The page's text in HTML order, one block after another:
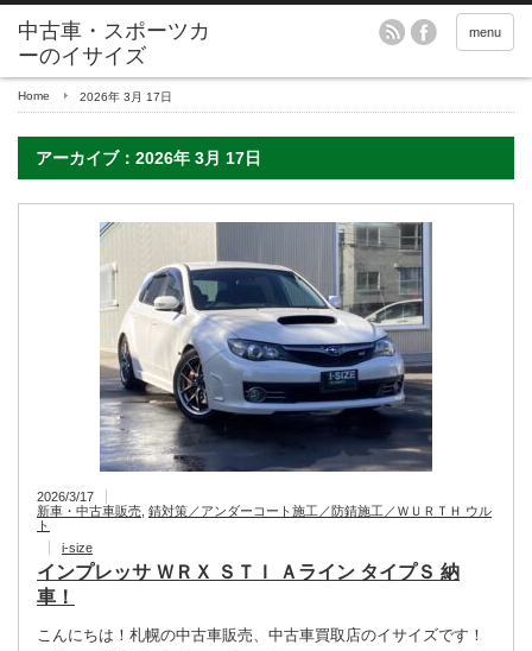
menu
Home 2026年 3月 17日
アーカイブ：2026年 3月 17日
2026/3/17
新車・中古車販売 錆対策／アンダーコート施工／防錆施工／ＷＵＲＴＨ ウル
ト
i-size
インプレッサ ＷＲＸ ＳＴＩ Ａライン タイプＳ 納
車！
こんにちは！札幌の中古車販売、中古車買取店のイサイズです！